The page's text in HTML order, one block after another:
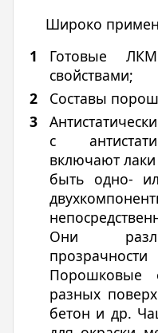
Широко
Готовые ЛКМ
свойствами;
Составы
с
включают лаки
быть одно-
Они
Порошковые
разных
бетон и др.